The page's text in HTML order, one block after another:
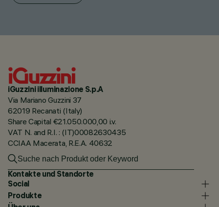
iGuzzini illuminazione S.p.A
Via Mariano Guzzini 37
62019 Recanati (Italy)
Share Capital €21.050.000,00 i.v.
VAT N. and R.I. : (IT)00082630435
CCIAA Macerata, R.E.A. 40632
Kontakte und Standorte
Social
Produkte